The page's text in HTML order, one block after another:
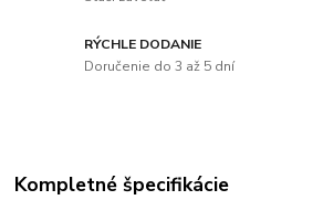
RÝCHLE DODANIE
Doručenie do 3 až 5 dní
Kompletné špecifikácie